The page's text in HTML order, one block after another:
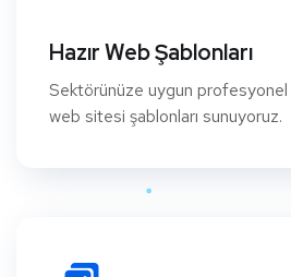
Hazır Web Şablonları
Sektörünüze uygun
web sitesi şablonları sunuyoruz.